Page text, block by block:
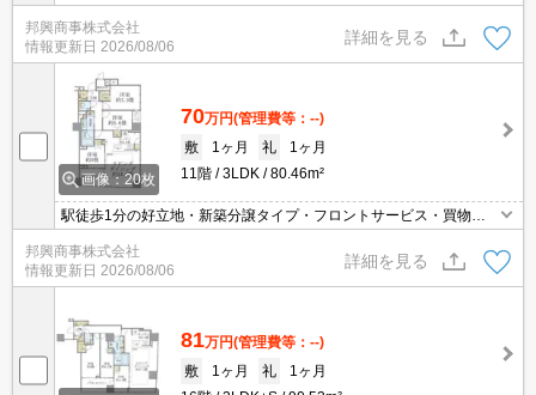
利・インターネット無料・免震構造・追焚機能・浴室乾燥・床暖
房・室内設備充実・収納豊富・駐車場（空き要確認）・5駅6路線利
用で多彩なアクセス
邦興商事株式会社
情報更新日 2026/08/06
詳細を見る
画像：20枚
70万円(管理費等：--)
敷
1ヶ月 礼
1ヶ月
11階
3LDK 80.46m²
駅徒歩1分の好立地・新築分譲タイプ・フロントサービス・買物便
利・インターネット無料・免震構造・追焚機能・浴室乾燥・床暖
房・室内設備充実・収納豊富・駐車場（空き要確認）・5駅6路線利
用で多彩なアクセス
邦興商事株式会社
情報更新日 2026/08/06
詳細を見る
81万円(管理費等：--)
敷
1ヶ月 礼
1ヶ月